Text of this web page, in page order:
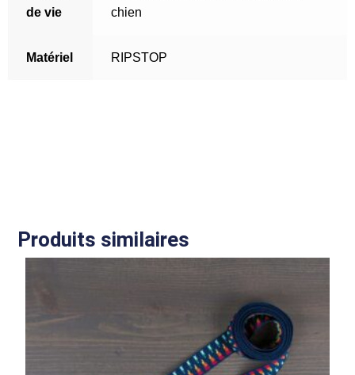
de vie
chien
Matériel RIPSTOP
Produits similaires